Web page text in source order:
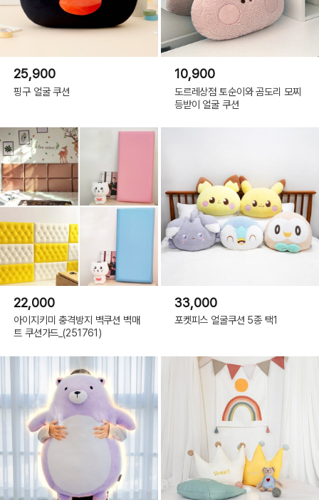
25,900
핑구 얼굴 쿠션
10,900
도르레상점 토순이와 곰도리 모찌
등받이 얼굴 쿠션
22,000
아이지키미 충격방지 벽쿠션 벽매
트 쿠션가드_(251761)
33,000
포켓피스 얼굴쿠션 5종 택1